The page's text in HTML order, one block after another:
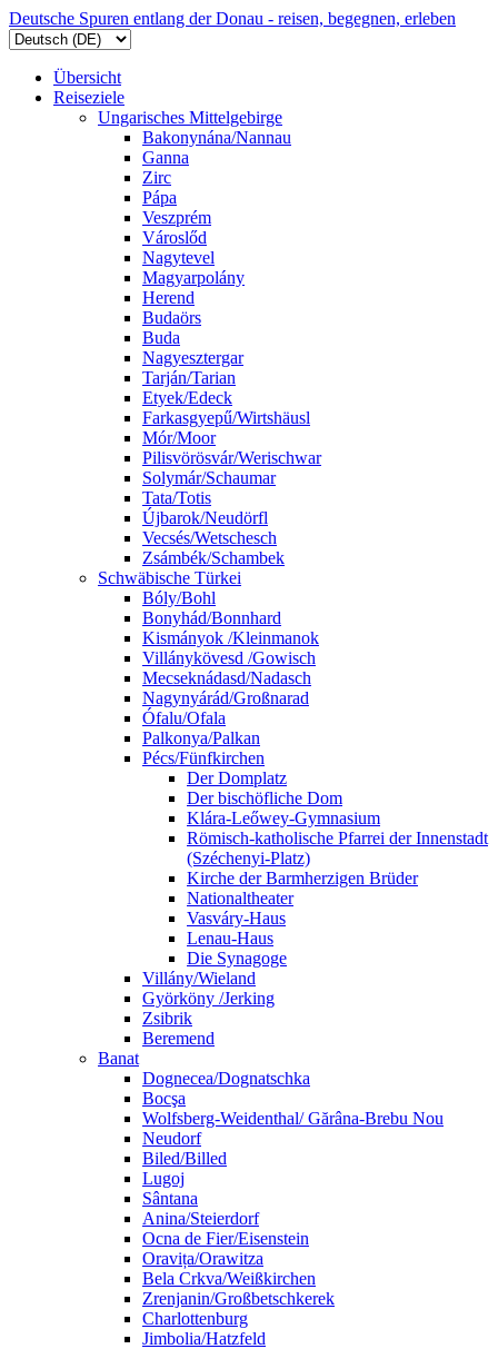
Deutsche Spuren entlang der Donau - reisen, begegnen, erleben
Übersicht
Reiseziele
Ungarisches Mittelgebirge
Bakonynána/Nannau
Ganna
Zirc
Pápa
Veszprém
Városlőd
Nagytevel
Magyarpolány
Herend
Budaörs
Buda
Nagyesztergar
Tarján/Tarian
Etyek/Edeck
Farkasgyepű/Wirtshäusl
Mór/Moor
Pilisvörösvár/Werischwar
Solymár/Schaumar
Tata/Totis
Újbarok/Neudörfl
Vecsés/Wetschesch
Zsámbék/Schambek
Schwäbische Türkei
Bóly/Bohl
Bonyhád/Bonnhard
Kismányok /Kleinmanok
Villánykövesd /Gowisch
Mecseknádasd/Nadasch
Nagynyárád/Großnarad
Ófalu/Ofala
Palkonya/Palkan
Pécs/Fünfkirchen
Der Domplatz
Der bischöfliche Dom
Klára-Leőwey-Gymnasium
Römisch-katholische Pfarrei der Innenstadt
(Széchenyi-Platz)
Kirche der Barmherzigen Brüder
Nationaltheater
Vasváry-Haus
Lenau-Haus
Die Synagoge
Villány/Wieland
Györköny /Jerking
Zsibrik
Beremend
Banat
Dognecea/Dognatschka
Bocşa
Wolfsberg-Weidenthal/ Gărâna-Brebu Nou
Neudorf
Biled/Billed
Lugoj
Sântana
Anina/Steierdorf
Ocna de Fier/Eisenstein
Oravița/Orawitza
Bela Crkva/Weißkirchen
Zrenjanin/Großbetschkerek
Charlottenburg
Jimbolia/Hatzfeld